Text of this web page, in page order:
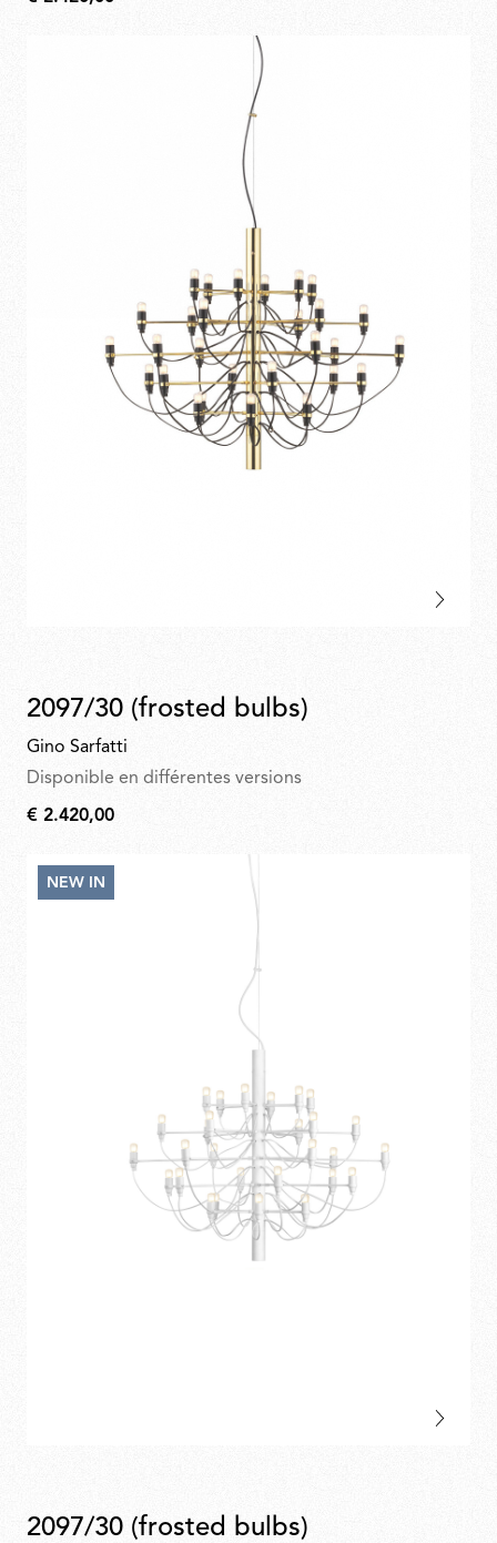
€
2097/30 (frosted bulbs)
Gino Sarfatti
Disponible en différentes versions
€
€ 2.420,00
NEW IN
2097/30 (frosted bulbs)